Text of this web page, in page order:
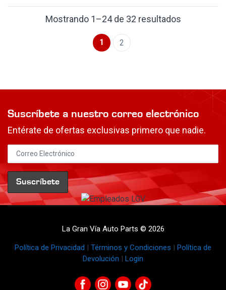
Mostrando 1–24 de 32 resultadosOrdenado
1 2
Suscríbete a nuestro correo electrónico
Entérate de ofertas exclusivas primero que nadie.
La Gran Vía Auto Parts © 2026
Política de Privacidad | Términos y Condiciones | Política de
Devolución | Login